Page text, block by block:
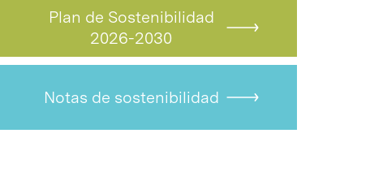
Plan de Sostenibilidad
2026-2030
Notas de sostenibilidad